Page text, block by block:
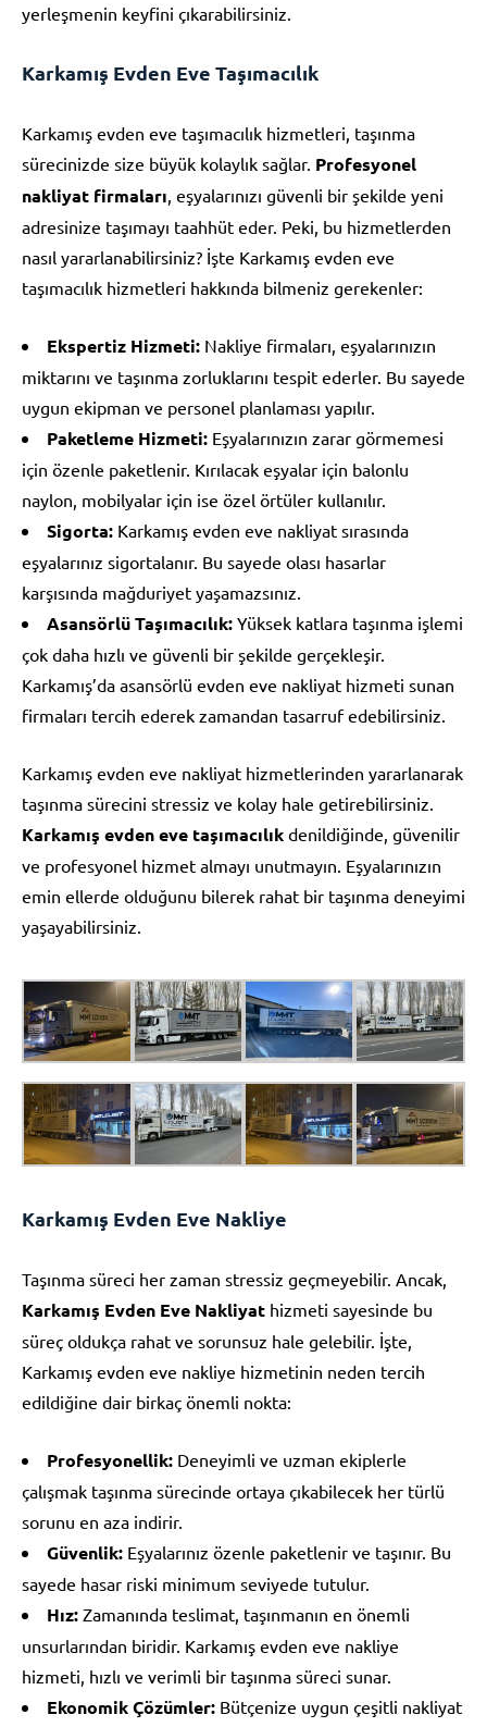
yerleşmenin keyfini çıkarabilirsiniz.
Karkamış Evden Eve Taşımacılık
Karkamış evden eve taşımacılık hizmetleri, taşınma
sürecinizde size büyük kolaylık sağlar. Profesyonel
nakliyat firmaları , eşyalarınızı güvenli bir şekilde yeni
adresinize taşımayı taahhüt eder. Peki, bu hizmetlerden
nasıl yararlanabilirsiniz? İşte Karkamış evden eve
taşımacılık hizmetleri hakkında bilmeniz gerekenler:
Ekspertiz Hizmeti: Nakliye firmaları, eşyalarınızın
miktarını ve taşınma zorluklarını tespit ederler. Bu sayede
uygun ekipman ve personel planlaması yapılır.
Paketleme Hizmeti: Eşyalarınızın zarar görmemesi
için özenle paketlenir. Kırılacak eşyalar için balonlu
naylon, mobilyalar için ise özel örtüler kullanılır.
Sigorta: Karkamış evden eve nakliyat sırasında
eşyalarınız sigortalanır. Bu sayede olası hasarlar
karşısında mağduriyet yaşamazsınız.
Asansörlü Taşımacılık: Yüksek katlara taşınma işlemi
çok daha hızlı ve güvenli bir şekilde gerçekleşir.
Karkamış’da asansörlü evden eve nakliyat hizmeti sunan
firmaları tercih ederek zamandan tasarruf edebilirsiniz.
Karkamış evden eve nakliyat hizmetlerinden yararlanarak
taşınma sürecini stressiz ve kolay hale getirebilirsiniz.
Karkamış evden eve taşımacılık denildiğinde, güvenilir
ve profesyonel hizmet almayı unutmayın. Eşyalarınızın
emin ellerde olduğunu bilerek rahat bir taşınma deneyimi
yaşayabilirsiniz.
Karkamış Evden Eve Nakliye
Taşınma süreci her zaman stressiz geçmeyebilir. Ancak,
Karkamış Evden Eve Nakliyat hizmeti sayesinde bu
süreç oldukça rahat ve sorunsuz hale gelebilir. İşte,
Karkamış evden eve nakliye hizmetinin neden tercih
edildiğine dair birkaç önemli nokta:
Profesyonellik: Deneyimli ve uzman ekiplerle
çalışmak taşınma sürecinde ortaya çıkabilecek her türlü
sorunu en aza indirir.
Güvenlik: Eşyalarınız özenle paketlenir ve taşınır. Bu
sayede hasar riski minimum seviyede tutulur.
Hız: Zamanında teslimat, taşınmanın en önemli
unsurlarından biridir. Karkamış evden eve nakliye
hizmeti, hızlı ve verimli bir taşınma süreci sunar.
Ekonomik Çözümler: Bütçenize uygun çeşitli nakliyat